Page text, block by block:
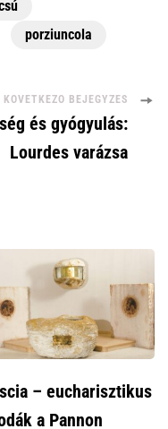
porziuncola
KÖVETKEZŐ BEJEGYZÉS
és gyógyulás:
Lourdes varázsa
– eucharisztikus
a Pannon